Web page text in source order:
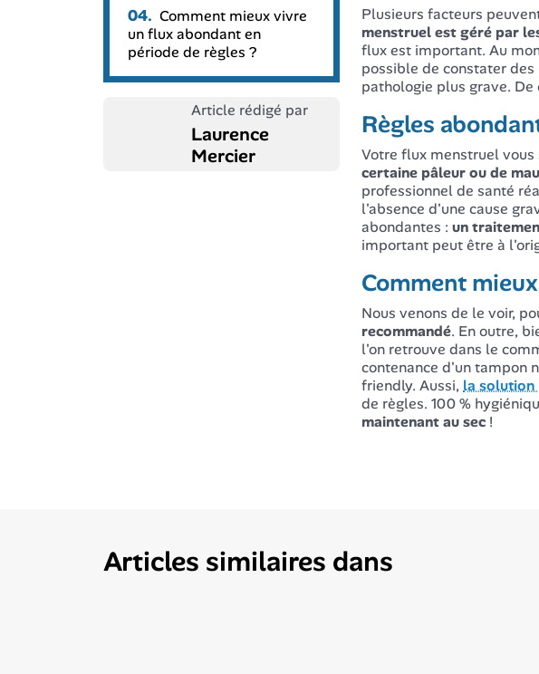
Plusieurs facteurs
menstruel est géré par
flux est important. Au
possible de constater
pathologie plus grave. De
Règles
Votre flux menstruel
certaine pâleur ou de
professionnel de santé
l'absence d'une cause
abondantes : un
important peut être à
Comment
Nous venons de le voir,
recommandé. En outre,
l'on retrouve dans le
contenance d'un tampon
friendly. Aussi, la solution
de règles. 100 %
maintenant au sec !
04. Comment mieux vivre
un flux abondant en
période de règles ?
Article rédigé par
Laurence
Mercier
Articles similaires dans